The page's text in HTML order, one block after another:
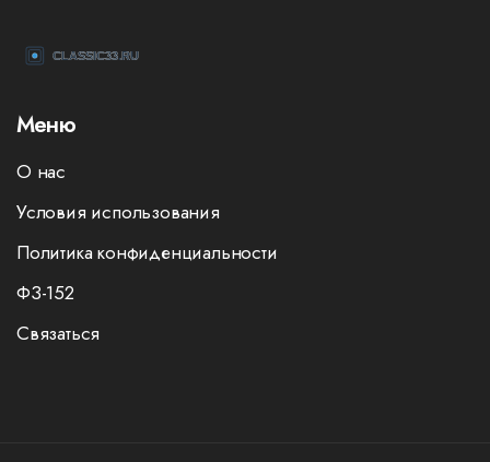
Меню
О нас
Условия использования
Политика конфиденциальности
ФЗ-152
Связаться